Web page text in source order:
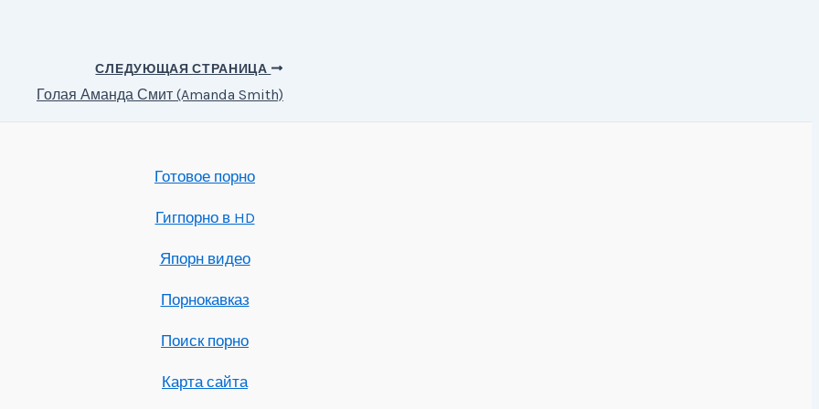
СЛЕДУЮЩАЯ СТРАНИЦА
Голая Аманда Смит (Amanda Smith)
Готовое порно
Гигпорно в HD
Япорн видео
Порнокавказ
Поиск порно
Карта сайта